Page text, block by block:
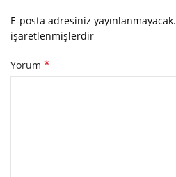
E-posta adresiniz yayınlanmayacak.
işaretlenmişlerdir
Yorum *